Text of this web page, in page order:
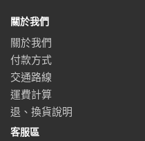
關於我們
關於我們
付款方式
交通路線
運費計算
退、換貨說明
客服區